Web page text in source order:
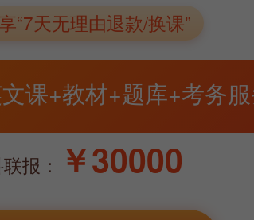
“7天无理由退款/换课”
课+教材+题库+考务
报： ￥30000